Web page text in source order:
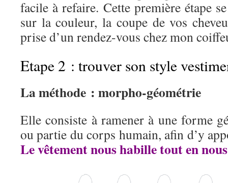
facile à refaire. Cette première étape
sur la couleur, la coupe de vos
prise d’un rendez-vous chez mon
Etape 2 : trouver son style
La méthode : morpho-géométrie
Elle consiste à ramener à une forme
ou partie du corps humain, afin d’y
Le vêtement nous habille tout en